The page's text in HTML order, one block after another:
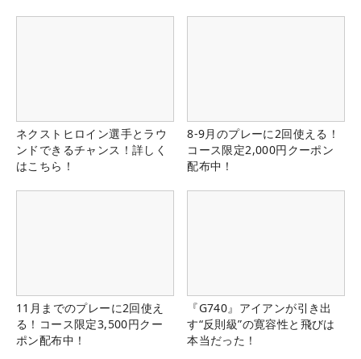
ネクストヒロイン選手とラウ
ンドできるチャンス！詳しく
はこちら！
8-9月のプレーに2回使える！
コース限定2,000円クーポン
配布中！
11月までのプレーに2回使え
る！コース限定3,500円クー
ポン配布中！
『G740』アイアンが引き出
す“反則級”の寛容性と飛びは
本当だった！